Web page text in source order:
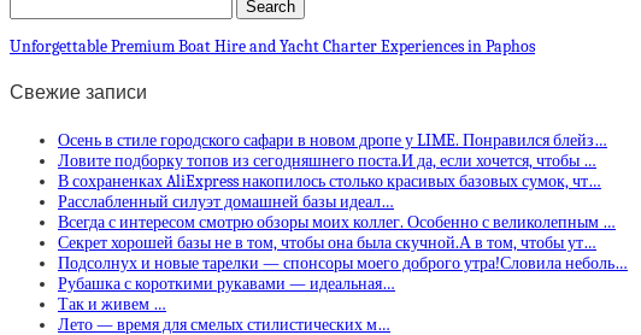
Unforgettable Premium Boat Hire and Yacht Charter Experiences in Paphos
Свежие записи
Осень в стиле городского сафари в новом дропе у LIME. Понравился блейз…
Ловите подборку топов из сегодняшнего поста.И да, если хочется, чтобы …
В сохраненках AliExpress накопилось столько красивых базовых сумок, чт…
Расслабленный силуэт домашней базы идеал…
Всегда с интересом смотрю обзоры моих коллег. Особенно с великолепным …
Секрет хорошей базы не в том, чтобы она была скучной.А в том, чтобы ут…
Подсолнух и новые тарелки — спонсоры моего доброго утра!Словила неболь…
Рубашка с короткими рукавами — идеальная…
Так и живем …
Лето — время для смелых стилистических м…